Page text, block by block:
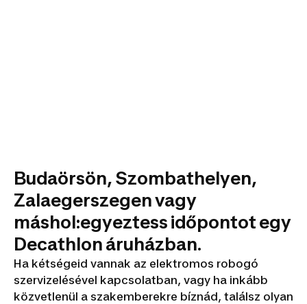
Budaörsön, Szombathelyen,
Zalaegerszegen vagy
máshol:egyeztess időpontot egy
Decathlon áruházban.
Ha kétségeid vannak az elektromos robogó
szervizelésével kapcsolatban, vagy ha inkább
közvetlenül a szakemberekre bíznád, találsz olyan